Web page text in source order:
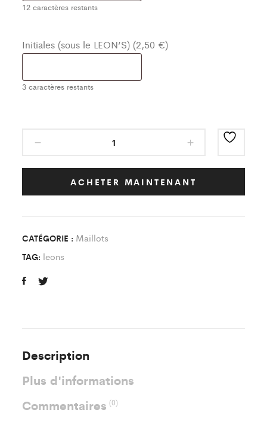
12 caractères restants
Initiales (sous le LEON’S) (2,50 €)
3 caractères restants
Jaune/Noir
quantityACHETER MAINTENANT
CATÉGORIE : Maillots
TAG: leons
Description
Plus d'informations
Commentaires(0)